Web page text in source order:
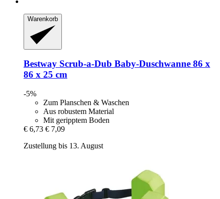
Warenkorb
Bestway Scrub-​a-​Dub Baby-​Duschwanne 86 x
86 x 25 cm
-5%
Zum Planschen & Waschen
Aus robustem Material
Mit geripptem Boden
€ 6,73 € 7,09
Zustellung bis 13. August